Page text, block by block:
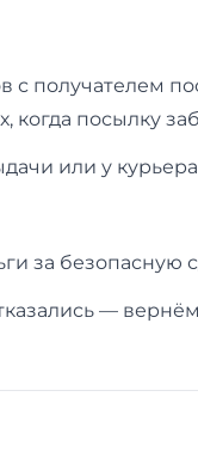
с получателем
когда посылку
или у
за безопасную
—